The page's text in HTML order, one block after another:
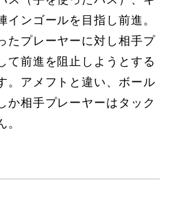
インゴールを目指し前進。
たプレーヤーに対し相手プ
て前進を阻止しようとする
。アメフトと違い、ボール
か相手プレーヤーはタック
。